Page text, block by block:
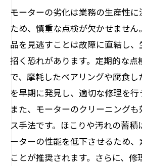
モーターの劣化は業務の生産性
ため、慎重な点検が欠かせませ
品を見逃すことは故障に直結し
招く恐れがあります。定期的な点
で、摩耗したベアリングや腐食
を早期に発見し、適切な修理を行
また、モーターのクリーニング
ス手法です。ほこりや汚れの蓄
ーターの性能を低下させるため
ことが推奨されます。さらに、